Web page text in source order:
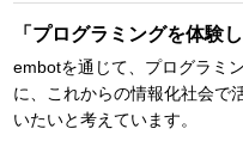
「プログラミングを体験
embotを通じて、プログラミ
に、これからの情報化社会で
いたいと考えています。